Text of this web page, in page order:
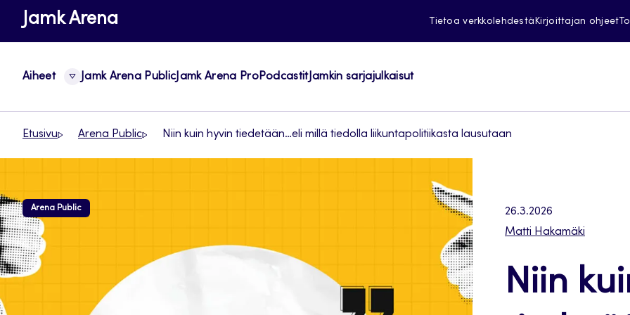
SiirryJamk Arena Tietoa verkkolehdestäKirjoittajan ohjeet
Aiheet Jamk Arena PublicJamk Arena ProPodcastitJamkin sarjajulkaisut
Etusivu Arena Public Niin kuin hyvin tiedetään…eli millä tiedolla liikuntapolitiikasta lausutaan
Arena Public
26.3.2026
Matti Hakamäki
Niin